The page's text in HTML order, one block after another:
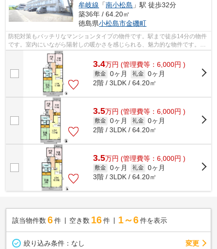
牟岐線 「南小松島 」駅 徒歩32分
築36年 / 64.20㎡
徳島県小松島市金磯町
防犯対策もバッチリなマンションタイプの物件です。駅まで徒歩14分の物件
です。室内にいながら陽射しの暖かさを感じられる、魅力的な物件です。中
江不動産には、小松島市エリアの賃貸...
3.4万円 (管理費等：6,000円 )
敷金 0ヶ月 礼金 0ヶ月
2階 / 3LDK / 64.20㎡
3.5万円 (管理費等：6,000円 )
敷金 0ヶ月 礼金 0ヶ月
2階 / 3LDK / 64.20㎡
3.5万円 (管理費等：6,000円 )
敷金 0ヶ月 礼金 0ヶ月
3階 / 3LDK / 64.20㎡
該当物件数 6件 空き数 16 件 1～6 件を表示
絞り込み条件： なし 変更